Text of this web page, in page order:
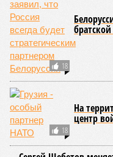
18
18
На
центр